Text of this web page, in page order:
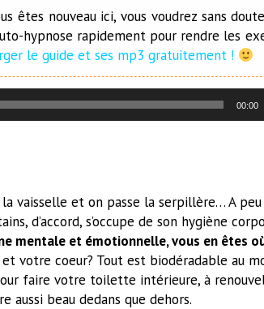
êtes nouveau ici, vous voudrez sans
hypnose rapidement pour rendre les
le guide et ses mp3 gratuitement !
00:00
vaisselle et on passe la serpillère… A
d’accord, s’occupe de son hygiène
mentale et émotionnelle, vous en êtes
votre coeur? Tout est biodéradable au
faire votre toilette intérieure, à
beau dedans que dehors.